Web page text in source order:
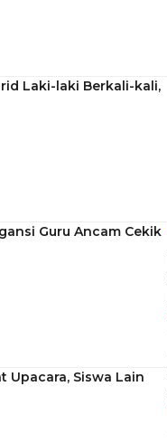
Laki-laki Berkali-kali,
Guru Ancam Cekik
Upacara, Siswa Lain